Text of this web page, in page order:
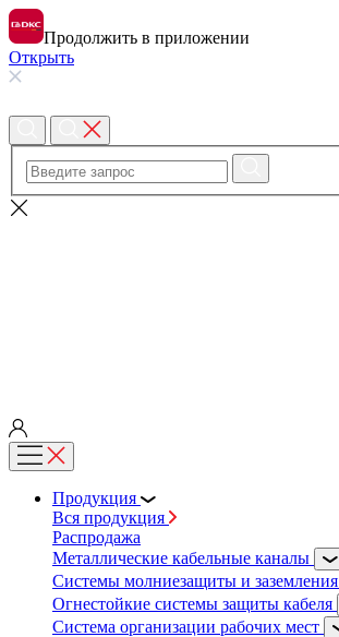
Продолжить в приложении
Открыть
Продукция
Вся продукция
Распродажа
Металлические кабельные каналы
Системы молниезащиты и заземления
Огнестойкие системы защиты кабеля
Система организации рабочих мест